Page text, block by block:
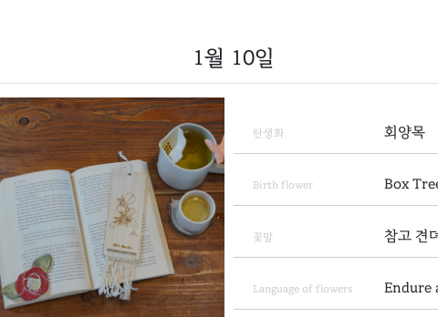
1월 10일
탄생화 회양목
Birth flower Box
꽃말 참고 견
Language of flowers Endure